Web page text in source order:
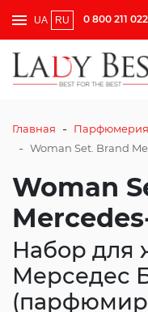
UA RU 0 800 211 022
Главная - Парфюмерия
- Woman Set. Brand
Woman
Набор для
Мерседес